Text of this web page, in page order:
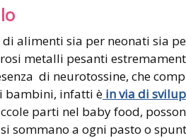
alimenti sia per neonati sia
metalli pesanti
di neurotossine, che
bambini, infatti è in via di
parti nel baby food,
sommano a ogni pasto o